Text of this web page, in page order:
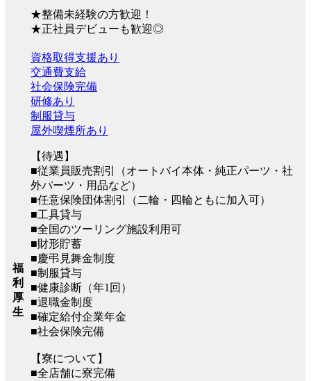
★整備未経験の方歓迎！
★正社員デビューも歓迎◎
福
利
厚
生
資格取得支援あり
交通費支給
社会保険完備
研修あり
制服貸与
屋外喫煙所あり
【待遇】
■従業員販売割引（オートバイ本体・純正パーツ・社
外パーツ・用品など）
■任意保険団体割引（二輪・四輪ともに加入可）
■工具貸与
■全国のツーリング施設利用可
■財形貯蓄
■慶弔見舞金制度
■制服貸与
■健康診断（年1回）
■退職金制度
■確定給付企業年金
■社会保険完備
【寮について】
■全店舗に寮完備